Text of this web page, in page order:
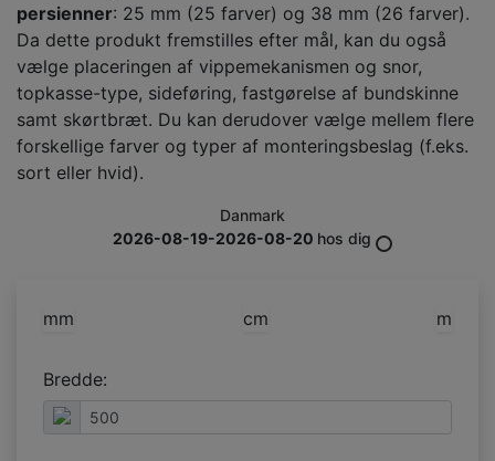
persienner: 25 mm (25 farver) og 38 mm (26 farver).
Da dette produkt fremstilles efter mål, kan du også
vælge placeringen af vippemekanismen og snor,
topkasse-type, sideføring, fastgørelse af bundskinne
samt skørtbræt. Du kan derudover vælge mellem flere
forskellige farver og typer af monteringsbeslag (f.eks.
sort eller hvid).
Danmark
2026-08-19-2026-08-20 hos dig
mm cm m
Bredde: